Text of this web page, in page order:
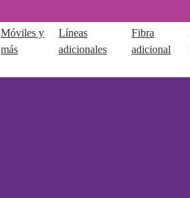
Móviles y
más
Líneas
adicionales
Fibra
adicional